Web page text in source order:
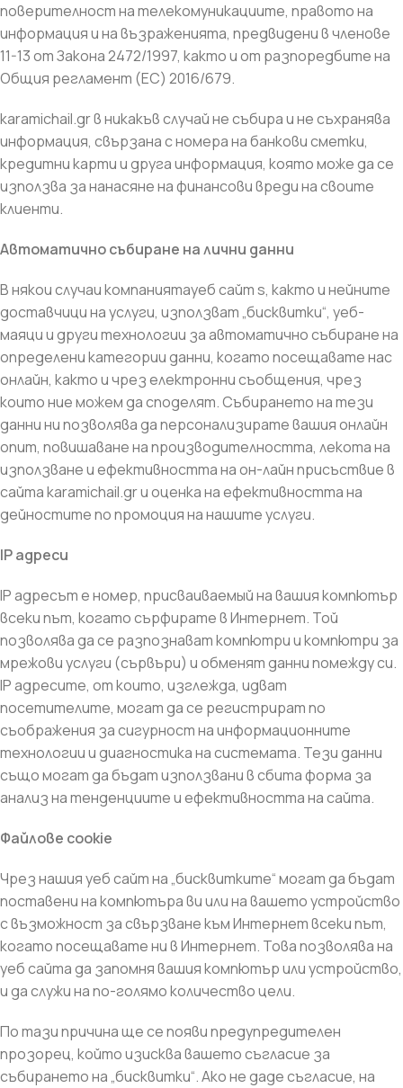
поверителност на телекомуникациите, правото на
информация и на възраженията, предвидени в членове
11-13 от Закона 2472/1997, както и от разпоредбите на
Общия регламент (ЕС) 2016/679.
karamichail.gr в никакъв случай не събира и не съхранява
информация, свързана с номера на банкови сметки,
кредитни карти и друга информация, която може да се
използва за нанасяне на финансови вреди на своите
клиенти.
Автоматично събиране на лични данни
В някои случаи компаниятауеб сайт s, както и нейните
доставчици на услуги, използват „бисквитки“, уеб-
маяци и други технологии за автоматично събиране на
определени категории данни, когато посещавате нас
онлайн, както и чрез електронни съобщения, чрез
които ние можем да споделят. Събирането на тези
данни ни позволява да персонализирате вашия онлайн
опит, повишаване на производителността, лекота на
използване и ефективността на он-лайн присъствие в
сайта karamichail.gr и оценка на ефективността на
дейностите по промоция на нашите услуги.
IP адреси
IP адресът е номер, присваиваемый на вашия компютър
всеки път, когато сърфирате в Интернет. Той
позволява да се разпознават компютри и компютри за
мрежови услуги (сървъри) и обменят данни помежду си.
IP адресите, от които, изглежда, идват
посетителите, могат да се регистрират по
съображения за сигурност на информационните
технологии и диагностика на системата. Тези данни
също могат да бъдат използвани в сбита форма за
анализ на тенденциите и ефективността на сайта.
Файлове cookie
Чрез нашия уеб сайт на „бисквитките“ могат да бъдат
поставени на компютъра ви или на вашето устройство
с възможност за свързване към Интернет всеки път,
когато посещавате ни в Интернет. Това позволява на
уеб сайта да запомня вашия компютър или устройство,
и да служи на по-голямо количество цели.
По тази причина ще се появи предупредителен
прозорец, който изисква вашето съгласие за
събирането на „бисквитки“. Ако не даде съгласие, на